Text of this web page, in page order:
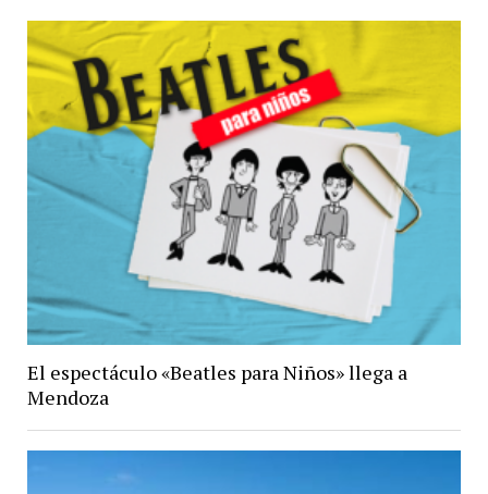
El espectáculo «Beatles para Niños» llega a
Mendoza